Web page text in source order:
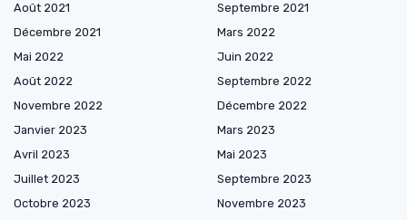
Août 2021
Septembre 2021
Décembre 2021
Mars 2022
Mai 2022
Juin 2022
Août 2022
Septembre 2022
Novembre 2022
Décembre 2022
Janvier 2023
Mars 2023
Avril 2023
Mai 2023
Juillet 2023
Septembre 2023
Octobre 2023
Novembre 2023